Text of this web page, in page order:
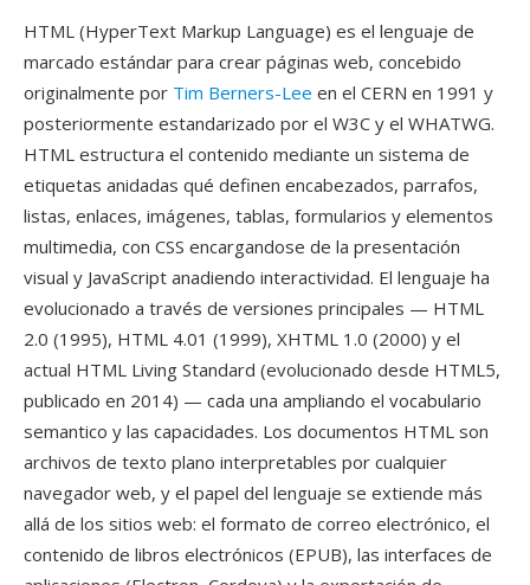
HTML (HyperText Markup Language) es el lenguaje de
marcado estándar para crear páginas web, concebido
originalmente por Tim Berners-Lee en el CERN en 1991 y
posteriormente estandarizado por el W3C y el WHATWG.
HTML estructura el contenido mediante un sistema de
etiquetas anidadas qué definen encabezados, parrafos,
listas, enlaces, imágenes, tablas, formularios y elementos
multimedia, con CSS encargandose de la presentación
visual y JavaScript anadiendo interactividad. El lenguaje ha
evolucionado a través de versiones principales — HTML
2.0 (1995), HTML 4.01 (1999), XHTML 1.0 (2000) y el
actual HTML Living Standard (evolucionado desde HTML5,
publicado en 2014) — cada una ampliando el vocabulario
semantico y las capacidades. Los documentos HTML son
archivos de texto plano interpretables por cualquier
navegador web, y el papel del lenguaje se extiende más
allá de los sitios web: el formato de correo electrónico, el
contenido de libros electrónicos (EPUB), las interfaces de